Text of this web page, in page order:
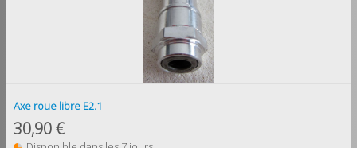
Axe roue libre E2.1
30,90 €